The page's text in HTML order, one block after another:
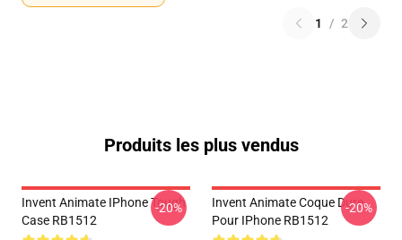
1 / 2
Produits les plus vendus
Invent Animate IPhone Tough
Case RB1512
-20%
Invent Animate Coque Dure
Pour IPhone RB1512
-20%